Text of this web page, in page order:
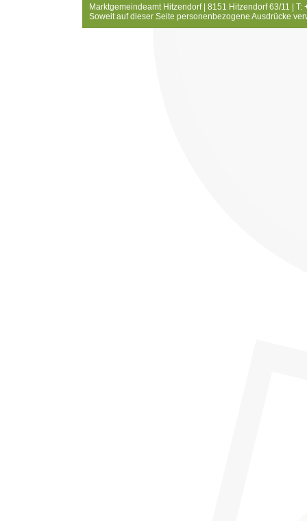
Marktgemeindeamt Hitzendorf | 8151 Hitzendorf 63/11 |
Soweit auf dieser Seite personenbezogene Ausdrücke